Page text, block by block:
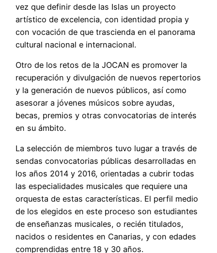
vez que definir desde las Islas un proyecto
artístico de excelencia, con identidad propia y
con vocación de que trascienda en el panorama
cultural nacional e internacional.
Otro de los retos de la JOCAN es promover la
recuperación y divulgación de nuevos repertorios
y la generación de nuevos públicos, así como
asesorar a jóvenes músicos sobre ayudas,
becas, premios y otras convocatorias de interés
en su ámbito.
La selección de miembros tuvo lugar a través de
sendas convocatorias públicas desarrolladas en
los años 2014 y 2016, orientadas a cubrir todas
las especialidades musicales que requiere una
orquesta de estas características. El perfil medio
de los elegidos en este proceso son estudiantes
de enseñanzas musicales, o recién titulados,
nacidos o residentes en Canarias, y con edades
comprendidas entre 18 y 30 años.